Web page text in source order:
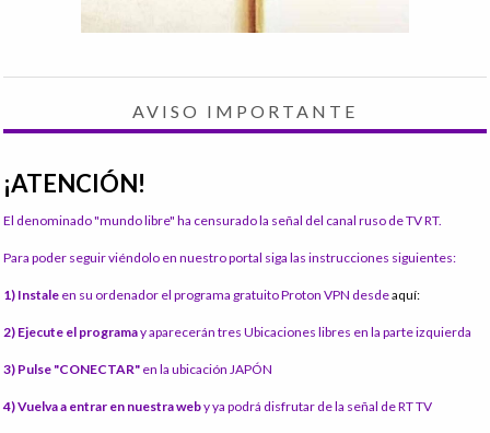
AVISO IMPORTANTE
¡ATENCIÓN!
El denominado "mundo libre" ha censurado la señal del canal ruso de TV RT.
Para poder seguir viéndolo en nuestro portal siga las instrucciones siguientes:
1) Instale en su ordenador el programa gratuito Proton VPN desdeaquí:
2) Ejecute el programay aparecerán tres Ubicaciones libres en la parte izquierda
3) Pulse "CONECTAR" en la ubicación JAPÓN
4) Vuelva a entrar en nuestra weby ya podrá disfrutar de la señal de RT TV